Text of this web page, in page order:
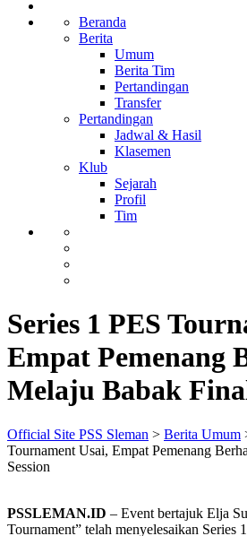
Beranda
Berita
Umum
Berita Tim
Pertandingan
Transfer
Pertandingan
Jadwal & Hasil
Klasemen
Klub
Sejarah
Profil
Tim
Series 1 PES
Empat Pemenang
Melaju Babak
Official Site PSS Sleman > Berita Umum
Tournament Usai, Empat Pemenang
Session
PSSLEMAN.ID – Event bertajuk Elja
Tournament” telah menyelesaikan Series